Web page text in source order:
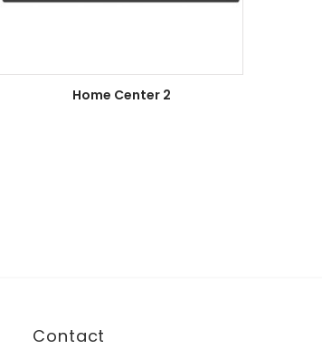
Home Center 2
Contact